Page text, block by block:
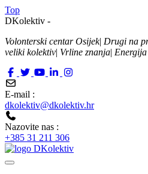
Top
DKolektiv -
Volonterski centar Osijek| Drugi na
veliki kolektiv| Vrline znanja|
E-mail :
dkolektiv@dkolektiv.hr
Nazovite nas :
+385 31 211 306